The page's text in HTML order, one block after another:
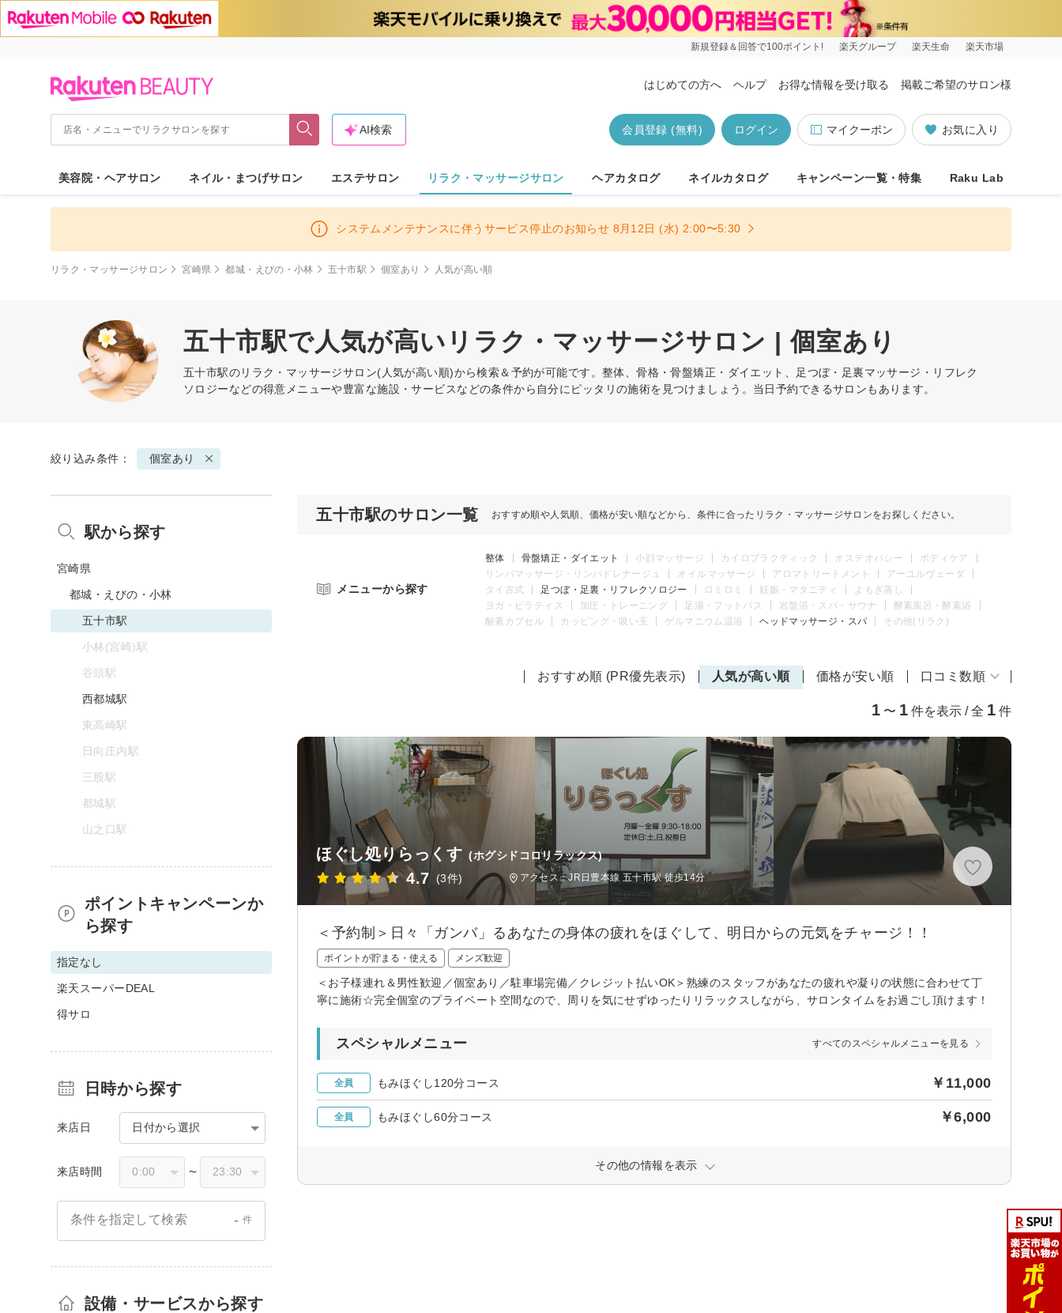
新規登録＆回答で100ポイント! 楽天グループ 楽天生命 楽天市場
はじめての方へ ヘルプ お得な情報を受け取る 掲載ご希望のサロン様
お気に入り
マイクーポン
ログイン
会員登録 (無料)
AI検索
美容院・ヘアサロン ネイル・まつげサロン エステサロン リラク・マッサージサロン ヘアカタログ ネイルカタログ キャンペーン一覧・特集 Raku Lab
システムメンテナンスに伴うサービス停止のお知らせ 8月12日 (水) 2:00〜5:30
リラク・マッサージサロン 宮崎県 都城・えびの・小林 五十市駅 個室あり 人気が高い順
五十市駅で人気が高いリラク・マッサージサロン | 個室あり
五十市駅のリラク・マッサージサロン(人気が高い順)から検索＆予約が可能です。整体、骨格・骨盤矯正・ダイエット、足つぼ・足裏マッサージ・リフレク
ソロジーなどの得意メニューや豊富な施設・サービスなどの条件から自分にピッタリの施術を見つけましょう。当日予約できるサロンもあります。
絞り込み条件： 個室あり
五十市駅のサロン一覧 おすすめ順や人気順、価格が安い順などから、条件に合ったリラク・マッサージサロンをお探しください。
メニューから探す
整体 骨盤矯正・ダイエット 小顔マッサージ カイロプラクティック オステオパシー
ボディケア
リンパマッサージ・リンパドレナージュ
オイルマッサージ アロマトリートメント
アーユルヴェーダ
タイ古式
足つぼ・足裏・リフレクソロジー ロミロミ 妊娠・マタニティ
よもぎ蒸し
ヨガ・ピラティス
加圧・トレーニング 足湯・フットバス 岩盤浴・スパ・サウナ
酵素風呂・酵素浴
酸素カプセル
カッピング・吸い玉 ゲルマニウム温浴 ヘッドマッサージ・スパ その他(リラク)
おすすめ順 (PR優先表示) 人気が高い順 価格が安い順 口コミ数順
1 〜 1 件を表示 / 全 1 件
ほぐし処りらっくす (ホグシドコロリラックス)
4.7 (3件) アクセス：JR日豊本線 五十市駅 徒歩14分
＜予約制＞日々「ガンバ」るあなたの身体の疲れをほぐして、明日からの元気をチャージ！！
ポイントが貯まる・使える メンズ歓迎
＜お子様連れ＆男性歓迎／個室あり／駐車場完備／クレジット払いOK＞熟練のスタッフがあなたの疲れや凝りの状態に合わせて丁
寧に施術☆完全個室のプライベート空間なので、周りを気にせずゆったりリラックスしながら、サロンタイムをお過ごし頂けます！
スペシャルメニュー すべてのスペシャルメニューを見る
全員 もみほぐし120分コース ￥11,000
全員 もみほぐし60分コース ￥6,000
その他の情報を表示
駅から探す
宮崎県
都城・えびの・小林
五十市駅
小林(宮崎)駅
谷頭駅
西都城駅
東高崎駅
日向庄内駅
三股駅
都城駅
山之口駅
ポイントキャンペーンか
ら探す
指定なし
楽天スーパーDEAL
得サロ
日時から探す
来店日 日付から選択
来店時間 〜
条件を指定して検索 - 件
設備・サービスから探す